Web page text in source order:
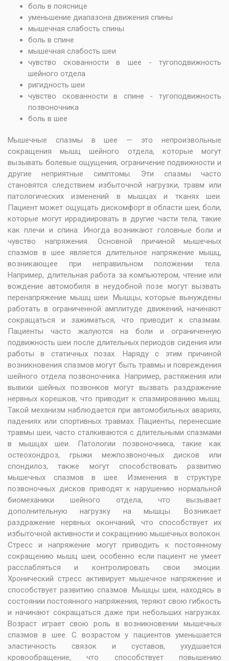
боль в пояснице
уменьшение диапазона движения спины
мышечная слабость спины
боль в спине
мышечная слабость шеи
чувство скованности в шее - тугоподвижность
шейного отдела
ригидность шеи
чувство скованности в спине - тугоподвижность
позвоночника
боль в шее
Мышечные спазмы в шее — это непроизвольные
сокращения мышц шейного отдела, которые могут
вызывать болевые ощущения, ограничение подвижности и
другие неприятные симптомы. Эти спазмы часто
становятся следствием избыточной нагрузки, травм или
патологических изменений в мышцах и тканях шеи.
Пациент может ощущать дискомфорт в области шеи, боли,
которые могут иррадиировать в другие части тела, такие
как плечи и спина. Иногда возникают головные боли и
чувство напряжения. Основной причиной мышечных
спазмов в шее является длительное напряжение мышц,
возникающее при неправильном положении тела.
Например, длительная работа за компьютером, чтение или
вождение автомобиля в неудобной позе могут вызвать
перенапряжение мышц шеи. Мышцы, которые вынуждены
работать в ограниченной амплитуде движений, начинают
сокращаться и зажиматься, что приводит к спазмам.
Пациенты часто жалуются на боли и ограниченную
подвижность шеи после длительных периодов сидения или
работы в статичных позах. Наряду с этим причиной
возникновения спазмов могут быть травмы и повреждения
шейного отдела позвоночника. Например, растяжения или
вывихи шейных позвонков могут вызвать раздражение
нервных корешков, что приводит к спазмированию мышц.
Такой механизм наблюдается при автомобильных авариях,
падениях или спортивных травмах. Пациенты, перенесшие
травмы шеи, часто сталкиваются с длительными спазмами
в мышцах шеи. Патологии позвоночника, такие как
остеохондроз, грыжи межпозвоночных дисков или
спондилоз, также могут способствовать развитию
мышечных спазмов в шее. Изменения в структуре
позвоночных дисков приводят к нарушению нормальной
биомеханики шейного отдела, что вызывает
дополнительную нагрузку на мышцы. Возникает
раздражение нервных окончаний, что способствует их
избыточной активности и сокращению мышечных волокон.
Стресс и напряжение могут приводить к постоянному
сокращению мышц шеи, особенно если пациент не умеет
расслабляться и контролировать свои эмоции.
Хронический стресс активирует мышечное напряжение и
способствует развитию спазмов. Мышцы шеи, находясь в
состоянии постоянного напряжения, теряют свою гибкость
и начинают сокращаться даже при небольших нагрузках.
Возраст играет свою роль в возникновении мышечных
спазмов в шее. С возрастом у пациентов уменьшается
эластичность связок и суставов, ухудшается
кровообращение, что способствует повышению